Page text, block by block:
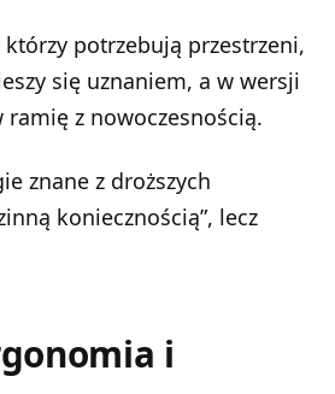
potrzebują przestrzeni,
się uznaniem, a w wersji
z nowoczesnością.
znane z droższych
koniecznością”, lecz
i